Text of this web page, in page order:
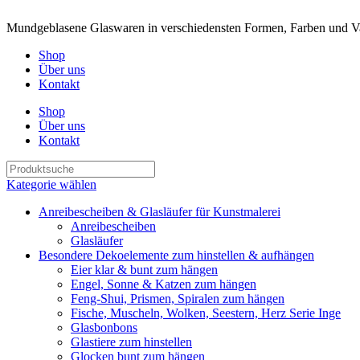
Mundgeblasene Glaswaren in verschiedensten Formen, Farben und
Shop
Über uns
Kontakt
Shop
Über uns
Kontakt
Kategorie wählen
Anreibescheiben & Glasläufer für Kunstmalerei
Anreibescheiben
Glasläufer
Besondere Dekoelemente zum hinstellen & aufhängen
Eier klar & bunt zum hängen
Engel, Sonne & Katzen zum hängen
Feng-Shui, Prismen, Spiralen zum hängen
Fische, Muscheln, Wolken, Seestern, Herz Serie Inge
Glasbonbons
Glastiere zum hinstellen
Glocken bunt zum hängen